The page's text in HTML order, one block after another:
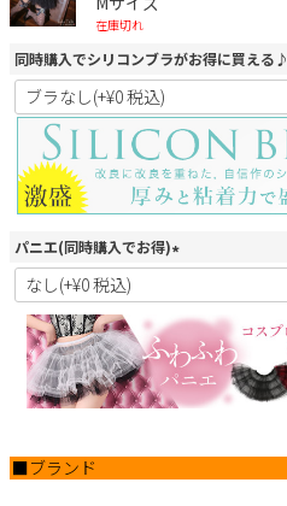
在庫切れ
同時購入でシリコンブラがお得に買える♪
パニエ(同時購入でお得)
(
須
)
■ブランド